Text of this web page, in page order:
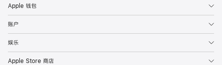
Apple 钱包
账户
娱乐
Apple Store 商店